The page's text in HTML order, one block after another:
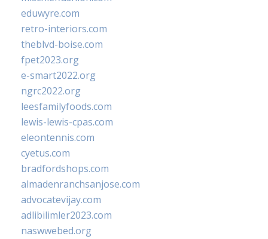
eduwyre.com
retro-interiors.com
theblvd-boise.com
fpet2023.org
e-smart2022.org
ngrc2022.org
leesfamilyfoods.com
lewis-lewis-cpas.com
eleontennis.com
cyetus.com
bradfordshops.com
almadenranchsanjose.com
advocatevijay.com
adlibilimler2023.com
naswwebed.org